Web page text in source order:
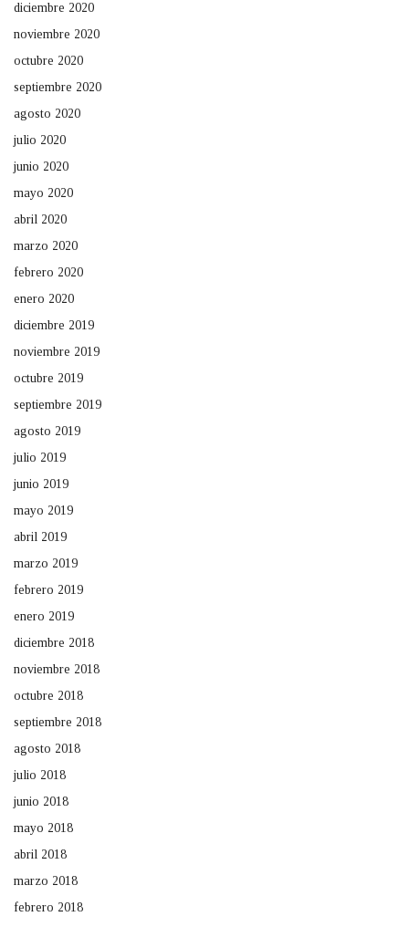
diciembre 2020
noviembre 2020
octubre 2020
septiembre 2020
agosto 2020
julio 2020
junio 2020
mayo 2020
abril 2020
marzo 2020
febrero 2020
enero 2020
diciembre 2019
noviembre 2019
octubre 2019
septiembre 2019
agosto 2019
julio 2019
junio 2019
mayo 2019
abril 2019
marzo 2019
febrero 2019
enero 2019
diciembre 2018
noviembre 2018
octubre 2018
septiembre 2018
agosto 2018
julio 2018
junio 2018
mayo 2018
abril 2018
marzo 2018
febrero 2018